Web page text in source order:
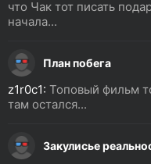
что Чак тот писать
начала...
План побега
z1r0c1: Топовый фильм
там остался...
Закулисье